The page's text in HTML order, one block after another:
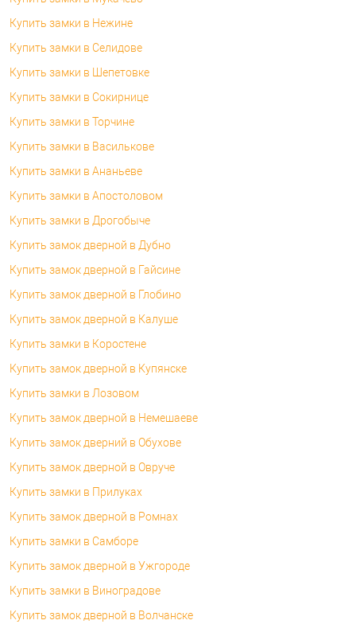
Купить замки в Нежине
Купить замки в Селидове
Купить замки в Шепетовке
Купить замки в Сокирнице
Купить замки в Торчине
Купить замки в Василькове
Купить замки в Ананьеве
Купить замки в Апостоловом
Купить замки в Дрогобыче
Купить замок дверной в Дубно
Купить замок дверной в Гайсине
Купить замок дверной в Глобино
Купить замок дверной в Калуше
Купить замки в Коростене
Купить замок дверной в Купянске
Купить замки в Лозовом
Купить замок дверной в Немешаеве
Купить замок дверний в Обухове
Купить замок дверной в Овруче
Купить замки в Прилуках
Купить замок дверной в Ромнах
Купить замки в Самборе
Купить замок дверной в Ужгороде
Купить замки в Виноградове
Купить замок дверной в Волчанске